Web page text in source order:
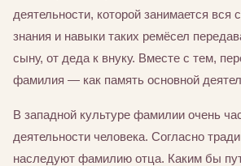
деятельности, которой занимается
знания и навыки таких ремёсел
сыну, от деда к внуку. Вместе с тем,
фамилия — как память основной
В западной культуре фамилии очень
деятельности человека. Согласно
наследуют фамилию отца. Каким бы